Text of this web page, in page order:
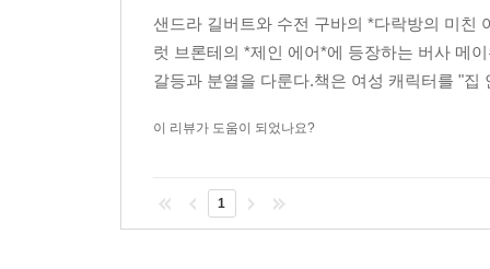
의 스릴 넘치는 낭만적 만남이라는 전형적인 시
능력뿐 아니라 전략도 인정할 것이다. 그런 독자
그러나 올리펀트 부인이 시사한 대로 ‘『제인 에
태도로 인정했다.
시인과 비평가가 대대로 생각해왔듯 소설 쓰기
샌드라 길버트와 수전 구바의 *다락방의 미친
럿 브론테의 *제인 에어*에 등장하는 버사 메
갈등과 분열을 다룬다.책은 여성 캐릭터를 "
이 리뷰가 도움이 되었나요?
1